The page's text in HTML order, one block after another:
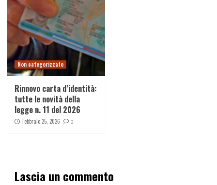
Non categorizzato
Rinnovo carta d’identità:
tutte le novità della
legge n. 11 del 2026
Febbraio 25, 2026 0
Lascia un commento